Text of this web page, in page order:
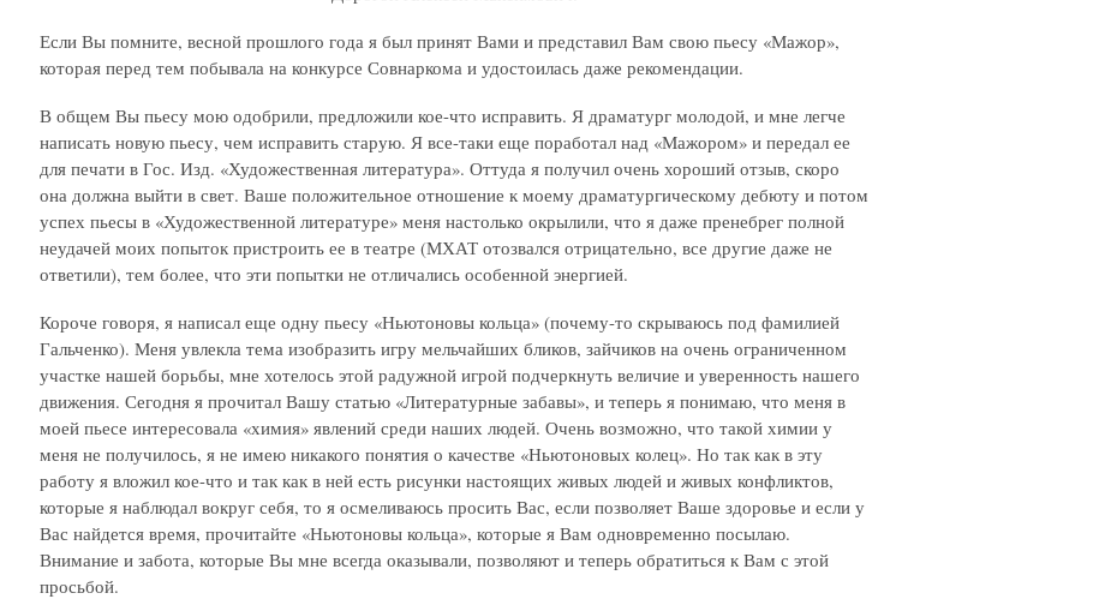
Если Вы помните, весной прошлого года я был принят Вами и представил Вам свою пьесу «Мажор»,
которая перед тем побывала на конкурсе Совнаркома и удостоилась даже рекомендации.
В общем Вы пьесу мою одобрили, предложили кое-что исправить. Я драматург молодой, и мне легче
написать новую пьесу, чем исправить старую. Я все-таки еще поработал над «Мажором» и передал ее
для печати в Гос. Изд. «Художественная литература». Оттуда я получил очень хороший отзыв, скоро
она должна выйти в свет. Ваше положительное отношение к моему драматургическому дебюту и потом
успех пьесы в «Художественной литературе» меня настолько окрылили, что я даже пренебрег полной
неудачей моих попыток пристроить ее в театре (МХАТ отозвался отрицательно, все другие даже не
ответили), тем более, что эти попытки не отличались особенной энергией.
Короче говоря, я написал еще одну пьесу «Ньютоновы кольца» (почему-то скрываюсь под фамилией
Гальченко). Меня увлекла тема изобразить игру мельчайших бликов, зайчиков на очень ограниченном
участке нашей борьбы, мне хотелось этой радужной игрой подчеркнуть величие и уверенность нашего
движения. Сегодня я прочитал Вашу статью «Литературные забавы», и теперь я понимаю, что меня в
моей пьесе интересовала «химия» явлений среди наших людей. Очень возможно, что такой химии у
меня не получилось, я не имею никакого понятия о качестве «Ньютоновых колец». Но так как в эту
работу я вложил кое-что и так как в ней есть рисунки настоящих живых людей и живых конфликтов,
которые я наблюдал вокруг себя, то я осмеливаюсь просить Вас, если позволяет Ваше здоровье и если у
Вас найдется время, прочитайте «Ньютоновы кольца», которые я Вам одновременно посылаю.
Внимание и забота, которые Вы мне всегда оказывали, позволяют и теперь обратиться к Вам с этой
просьбой.